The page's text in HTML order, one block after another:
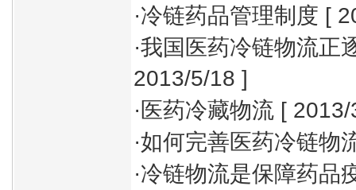
·冷链药品管理制度 [
·我国医药冷链物流正
2013/5/18 ]
·医药冷藏物流 [
·如何完善医药冷链物
·冷链物流是保障药品